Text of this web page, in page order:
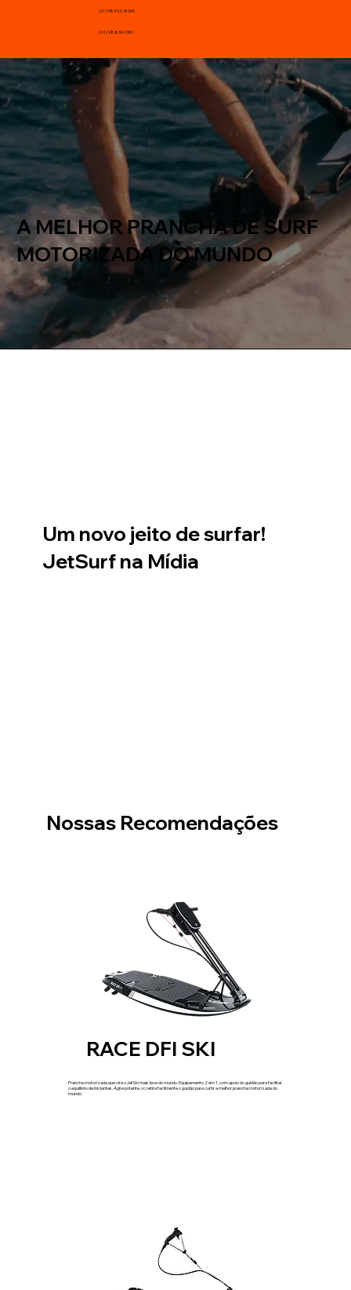
(61) 98432-8005
(41) 98836-0361
A MELHOR PRANCHA DE SURF
MOTORIZADA DO MUNDO
Um novo jeito de surfar!
JetSurf na Mídia
Nossas Recomendações
RACE DFI SKI
Prancha motorizada que vira o JetSki mais leve do mundo. Equipamento 2 em 1, com apoio do guidão para facilitar
o equilíbrio de iniciantes. Ágil e potente, vc retira facilmente o guidão para curtir a melhor prancha motorizada do
mundo.